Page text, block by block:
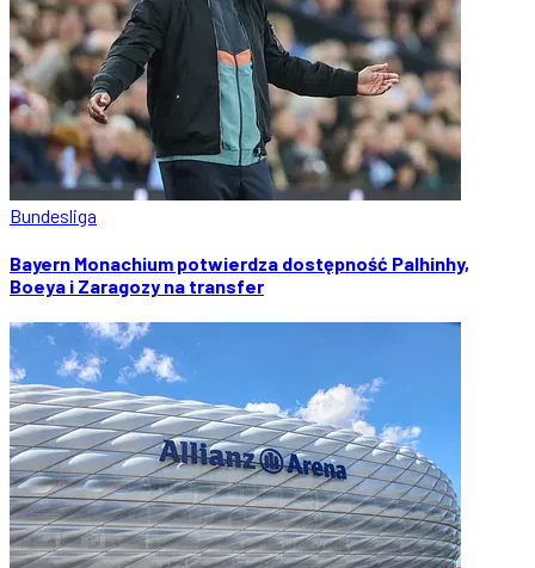
Bundesliga
Bayern Monachium potwierdza dostępność Palhinhy,
Boeya i Zaragozy na transfer